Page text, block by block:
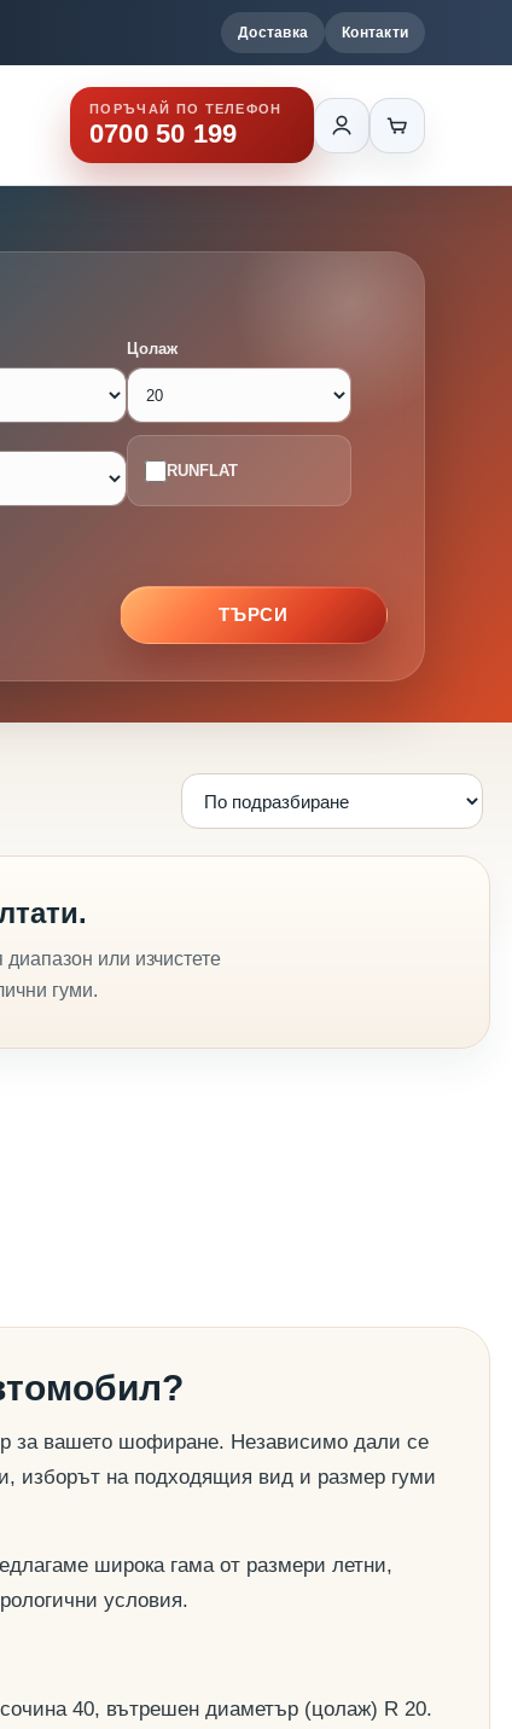
Доставка Контакти
ПОРЪЧАЙ ПО ТЕЛЕФОН
0700 50 199
Цолаж
RUNFLAT
ТЪРСИ
или изчистете
гуми.
за вашето шофиране. Независимо дали се
изборът на подходящия вид и размер гуми
широка гама от размери летни,
условия.
40, вътрешен диаметър (цолаж) R 20.